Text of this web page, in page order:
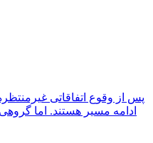
پس از وقوع اتفاقاتی
ادامه مسیر هستند. اما